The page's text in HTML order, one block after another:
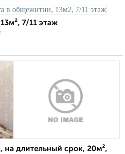
7/11 этаж
на длительный срок, 20м²,